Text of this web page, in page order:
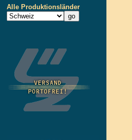
Alle Produktionsländer